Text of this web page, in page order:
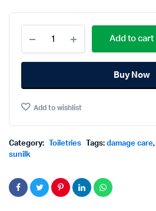
Damage
Restore
Shampoo(Orange)650ml.
ซิล
เมจ
แชมพู
เสีย
ใน
Add to cart
Buy Now
Add to wishlist
Category: Toiletries Tags:damage care,
sunilk